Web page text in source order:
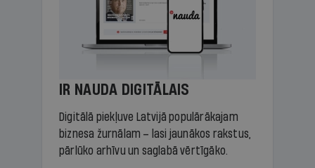
IR NAUDA DIGITĀLAIS
Digitālā piekļuve Latvijā populārākajam
biznesa žurnālam – lasi jaunākos rakstus,
pārlūko arhīvu un saglabā vērtīgāko.